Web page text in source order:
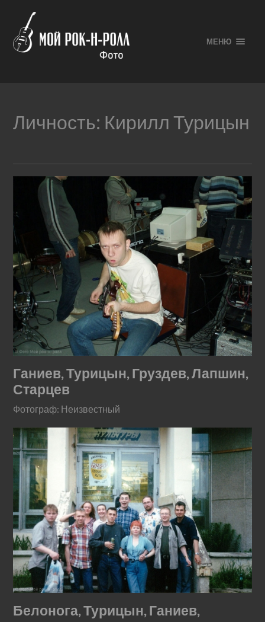
МЕНЮ
Личность: Кирилл Турицын
Ганиев, Турицын, Груздев, Лапшин,
Старцев
Фотограф: Неизвестный
Белонога, Турицын, Ганиев,